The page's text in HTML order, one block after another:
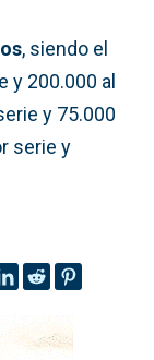
, siendo el
y 200.000 al
y 75.000
serie y